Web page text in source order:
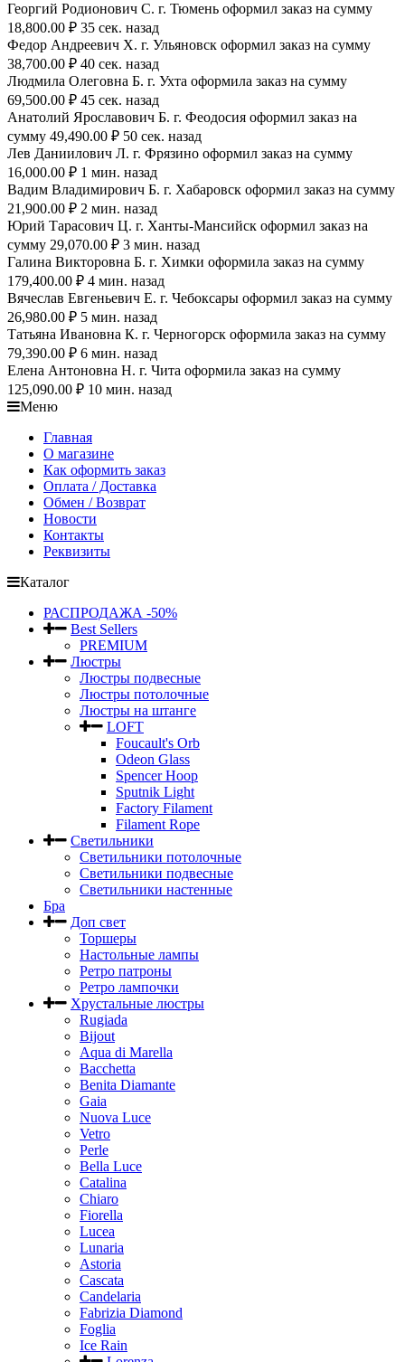
Георгий Родионович С. г. Тюмень оформил заказ на сумму
18,800.00 ₽ 35 сек. назад
Федор Андреевич Х. г. Ульяновск оформил заказ на сумму
38,700.00 ₽ 40 сек. назад
Людмила Олеговна Б. г. Ухта оформила заказ на сумму
69,500.00 ₽ 45 сек. назад
Анатолий Ярославович Б. г. Феодосия оформил заказ на
сумму 49,490.00 ₽ 50 сек. назад
Лев Даниилович Л. г. Фрязино оформил заказ на сумму
16,000.00 ₽ 1 мин. назад
Вадим Владимирович Б. г. Хабаровск оформил заказ на сумму
21,900.00 ₽ 2 мин. назад
Юрий Тарасович Ц. г. Ханты-Мансийск оформил заказ на
сумму 29,070.00 ₽ 3 мин. назад
Галина Викторовна Б. г. Химки оформила заказ на сумму
179,400.00 ₽ 4 мин. назад
Вячеслав Евгеньевич Е. г. Чебоксары оформил заказ на сумму
26,980.00 ₽ 5 мин. назад
Татьяна Ивановна К. г. Черногорск оформила заказ на сумму
79,390.00 ₽ 6 мин. назад
Елена Антоновна Н. г. Чита оформила заказ на сумму
125,090.00 ₽ 10 мин. назад
Меню
Главная
О магазине
Как оформить заказ
Оплата / Доставка
Обмен / Возврат
Новости
Контакты
Реквизиты
Каталог
РАСПРОДАЖА -50%
Best Sellers
PREMIUM
Люстры
Люстры подвесные
Люстры потолочные
Люстры на штанге
LOFT
Foucault's Orb
Odeon Glass
Spencer Hoop
Sputnik Light
Factory Filament
Filament Rope
Светильники
Светильники потолочные
Светильники подвесные
Светильники настенные
Бра
Доп свет
Торшеры
Настольные лампы
Ретро патроны
Ретро лампочки
Хрустальные люстры
Rugiada
Bijout
Aqua di Marella
Bacchetta
Benita Diamante
Gaia
Nuova Luce
Vetro
Perle
Bella Luce
Сatalina
Chiaro
Fiorella
Lucea
Lunaria
Astoria
Cascata
Candelaria
Fabrizia Diamond
Foglia
Ice Rain